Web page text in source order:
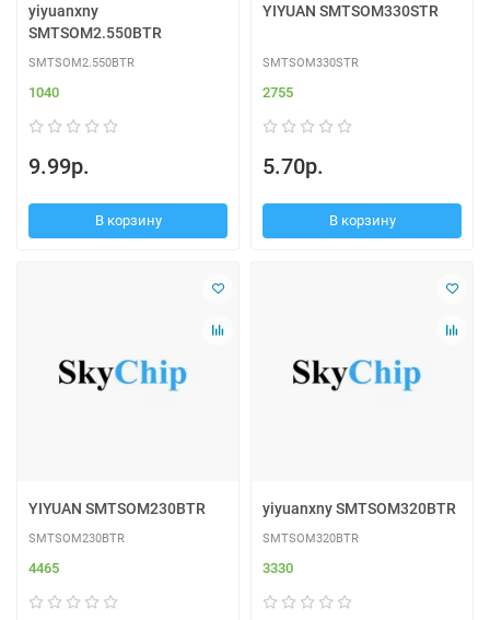
yiyuanxny
SMTSOM2.550BTR
SMTSOM2.550BTR
1040
9.99р.
В корзину
YIYUAN SMTSOM330STR
SMTSOM330STR
2755
5.70р.
В корзину
YIYUAN SMTSOM230BTR
SMTSOM230BTR
4465
yiyuanxny SMTSOM320BTR
SMTSOM320BTR
3330